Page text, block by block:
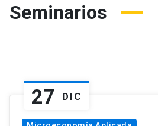
Seminarios
27 DIC